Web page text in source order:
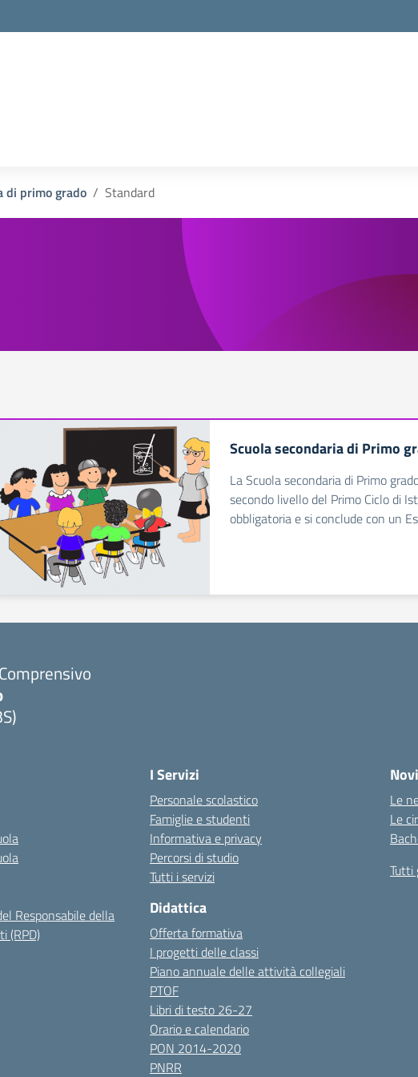
di primo grado Standard
Scuola secondaria di Primo
La Scuola secondaria di Primo
secondo livello del Primo Ciclo di
obbligatoria e si conclude con un
Responsabile della
(RPD)
I Servizi
Personale scolastico
Famiglie e studenti
Informativa e privacy
Percorsi di studio
Tutti i servizi
Didattica
Offerta formativa
I progetti delle classi
Piano annuale delle attività collegiali
PTOF
Libri di testo 26-27
Orario e calendario
PON 2014-2020
PNRR
Le
Le
Tutti